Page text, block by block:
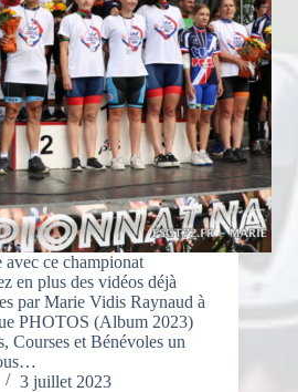
ce championat
en plus des vidéos déjà
par Marie Vidis Raynaud à
PHOTOS (Album 2023)
Courses et Bénévoles un
3 juillet 2023